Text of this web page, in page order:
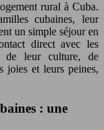
rural à Cuba.
cubaines, leur
un simple séjour en
direct avec les
de leur culture, de
joies et leurs peines,
: une